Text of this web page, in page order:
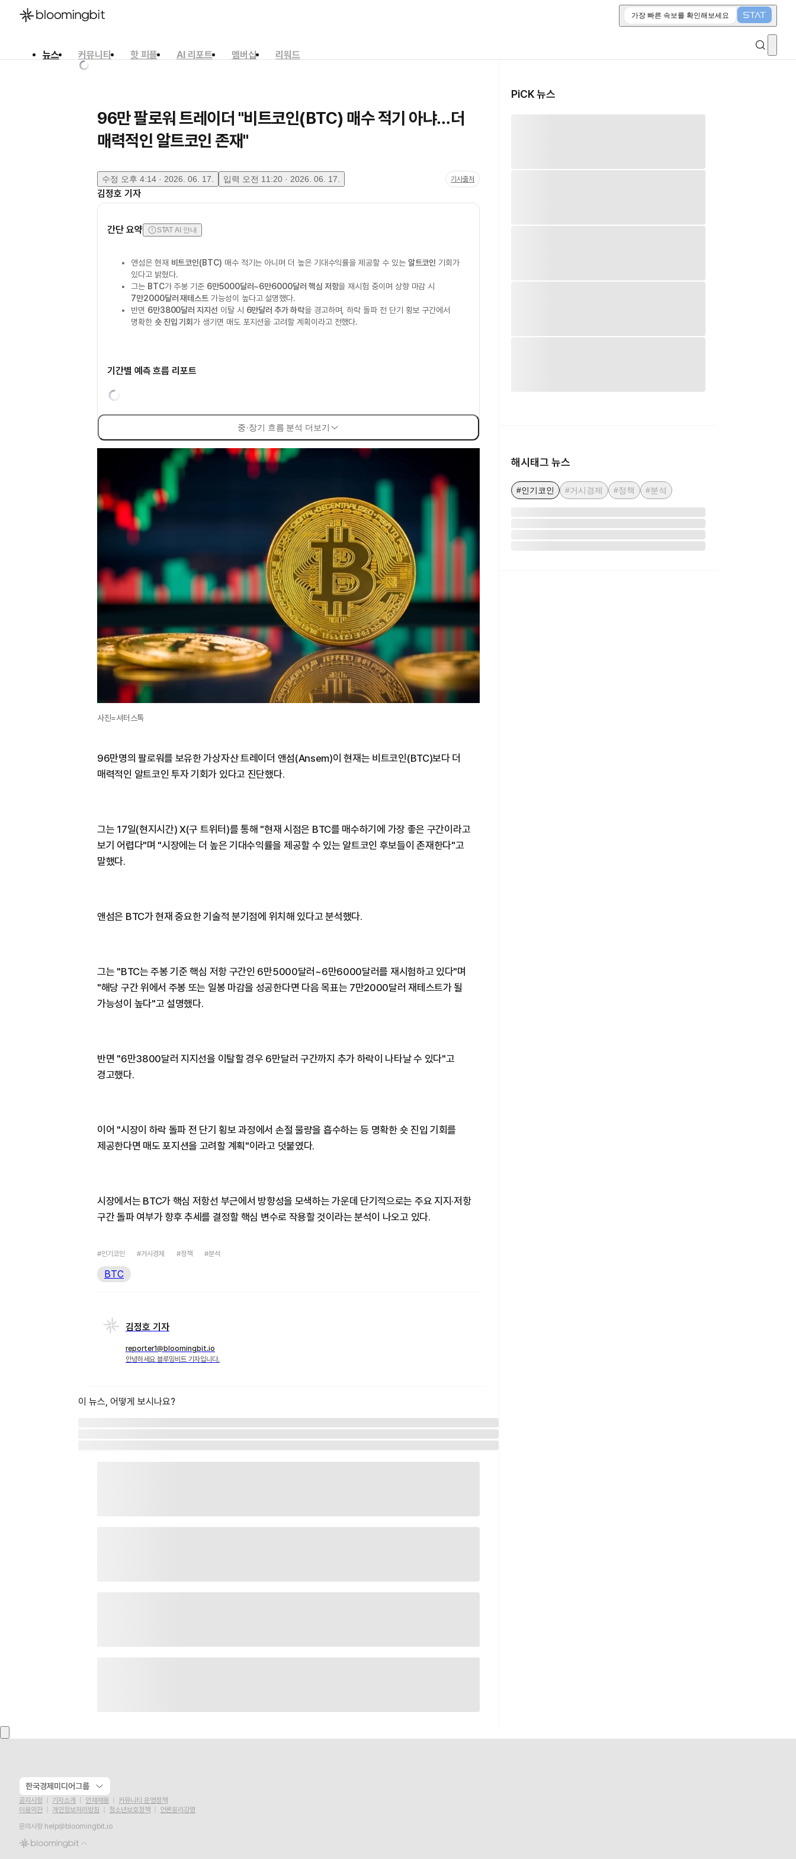
가장 빠른 속보를 확인해보세요
뉴스 커뮤니티 핫 피플 AI 리포트 멤버십
리워드
96만 팔로워 트레이더 "비트코인(BTC) 매수 적기 아냐…더
매력적인 알트코인 존재"
수정 오후 4:14 · 2026. 06. 17. 입력 오전 11:20 · 2026. 06. 17. 기사출처
김정호 기자
간단 요약 STAT AI 안내
앤섬은 현재 비트코인(BTC) 매수 적기는 아니며 더 높은 기대수익률을 제공할 수 있는 알트코인 기회가
있다고 밝혔다.
그는 BTC가 주봉 기준 6만5000달러~6만6000달러 핵심 저항을 재시험 중이며 상향 마감 시
7만2000달러 재테스트 가능성이 높다고 설명했다.
반면 6만3800달러 지지선 이탈 시 6만달러 추가 하락을 경고하며, 하락 돌파 전 단기 횡보 구간에서
명확한 숏 진입 기회가 생기면 매도 포지션을 고려할 계획이라고 전했다.
기간별 예측 흐름 리포트
중·장기 흐름 분석 더보기
사진=셔터스톡
96만명의 팔로워를 보유한 가상자산 트레이더 앤섬(Ansem)이 현재는 비트코인(BTC)보다 더
매력적인 알트코인 투자 기회가 있다고 진단했다.
그는 17일(현지시간) X(구 트위터)를 통해 "현재 시점은 BTC를 매수하기에 가장 좋은 구간이라고
보기 어렵다"며 "시장에는 더 높은 기대수익률을 제공할 수 있는 알트코인 후보들이 존재한다"고
말했다.
앤섬은 BTC가 현재 중요한 기술적 분기점에 위치해 있다고 분석했다.
그는 "BTC는 주봉 기준 핵심 저항 구간인 6만5000달러~6만6000달러를 재시험하고 있다"며
"해당 구간 위에서 주봉 또는 일봉 마감을 성공한다면 다음 목표는 7만2000달러 재테스트가 될
가능성이 높다"고 설명했다.
반면 "6만3800달러 지지선을 이탈할 경우 6만달러 구간까지 추가 하락이 나타날 수 있다"고
경고했다.
이어 "시장이 하락 돌파 전 단기 횡보 과정에서 손절 물량을 흡수하는 등 명확한 숏 진입 기회를
제공한다면 매도 포지션을 고려할 계획"이라고 덧붙였다.
시장에서는 BTC가 핵심 저항선 부근에서 방향성을 모색하는 가운데 단기적으로는 주요 지지·저항
구간 돌파 여부가 향후 추세를 결정할 핵심 변수로 작용할 것이라는 분석이 나오고 있다.
#인기코인 #거시경제 #정책 #분석
BTC
김정호 기자
reporter1@bloomingbit.io
안녕하세요 블루밍비트 기자입니다.
이 뉴스, 어떻게 보시나요?
PiCK 뉴스
해시태그 뉴스
#인기코인 #거시경제 #정책 #분석
한국경제미디어그룹
공지사항 기자소개 인재채용
커뮤니티 운영정책
이용약관
개인정보처리방침 청소년보호정책
언론윤리강령
문의사항 help@bloomingbit.io